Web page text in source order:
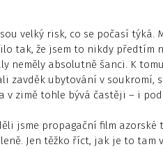
velký risk, co se počasí
tak, že jsem to nikdy předtím
neměly absolutně šanci. K
zavděk ubytování v soukromí,
v zimě tohle bývá častěji – i
jsme propagační film
Jen těžko říct, jak je to tam